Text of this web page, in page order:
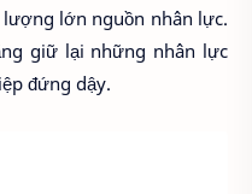
lớn nguồn nhân lực.
giữ lại những nhân lực
đứng dậy.